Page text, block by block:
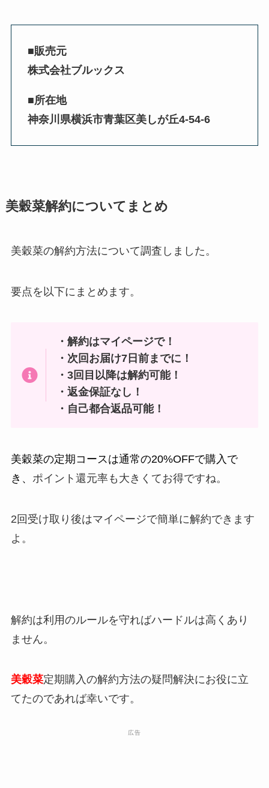
■販売元
株式会社ブルックス
■所在地
神奈川県横浜市青葉区美しが丘4-54-6
美穀菜解約についてまとめ
美穀菜の解約方法について調査しました。
要点を以下にまとめます。
・解約はマイページで！
・次回お届け7日前までに！
・3回目以降は解約可能！
・返金保証なし！
・自己都合返品可能！
美穀菜の定期コースは通常の20%OFFで購入で
き、 ポイント還元率も大きくてお得ですね。
2回受け取り後はマイページで簡単に解約できます
よ。
解約は利用のルールを守ればハードルは高くあり
ません。
美穀菜定期購入の解約方法の疑問解決にお役に立
てたのであれば幸いです。
広告